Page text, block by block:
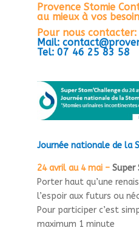
Provence Stomie
au mieux à vos
Pour nous contacter:
Mail:
Tel: 07 46 25 83 58
Journée nationale de la
24 avril au 4 mai – Super
Porter haut qu’une
l’espoir aux futurs ou
Pour participer c’est
maximum 1 minute